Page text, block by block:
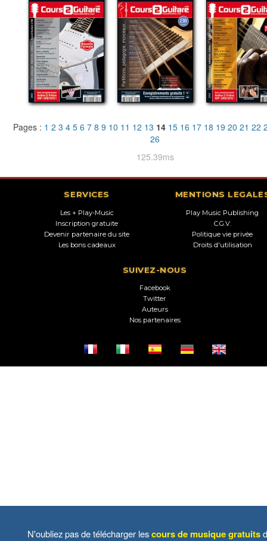
Pages : 1 2 3 4 5 6 7 8 9 10 11 12 13 14 15 16 17 18 19 20 21 22
26
125.39ms
SERVICES
Les + Play-Music
Inscription gratuite
Devenir partenaire du site
Les bons cadeaux
MENTIONS
Play Music Publishing
C.G.V.
Politique vie privée
Droits d'utilisation
SUIVEZ-NOUS
Facebook
Twitter
Auteurs
Nos partenaires
N'oubliez pas de télécharger lescours de musique gratuits